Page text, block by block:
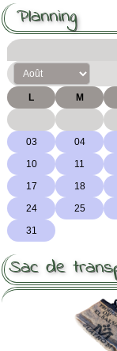
Planning
Sac de